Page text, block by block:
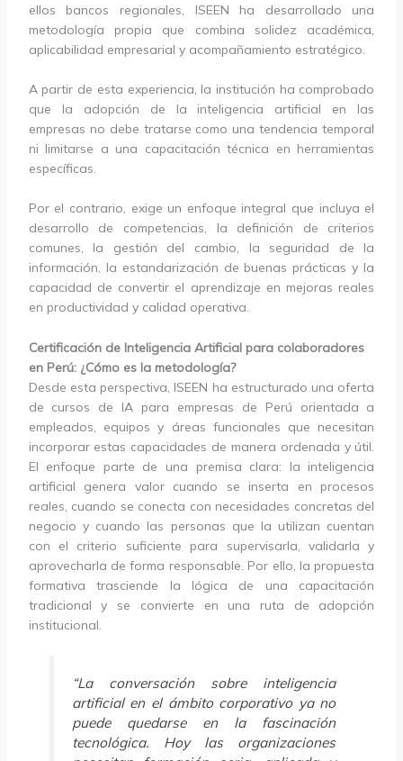
ellos bancos regionales, ISEEN ha desarrollado una
metodología propia que combina solidez académica,
aplicabilidad empresarial y acompañamiento estratégico.
A partir de esta experiencia, la institución ha comprobado
que la adopción de la inteligencia artificial en las
empresas no debe tratarse como una tendencia temporal
ni limitarse a una capacitación técnica en herramientas
específicas.
Por el contrario, exige un enfoque integral que incluya el
desarrollo de competencias, la definición de criterios
comunes, la gestión del cambio, la seguridad de la
información, la estandarización de buenas prácticas y la
capacidad de convertir el aprendizaje en mejoras reales
en productividad y calidad operativa.
Certificación de Inteligencia Artificial para colaboradores
en Perú: ¿Cómo es la metodología?
Desde esta perspectiva, ISEEN ha estructurado una oferta
de cursos de IA para empresas de Perú orientada a
empleados, equipos y áreas funcionales que necesitan
incorporar estas capacidades de manera ordenada y útil.
El enfoque parte de una premisa clara: la inteligencia
artificial genera valor cuando se inserta en procesos
reales, cuando se conecta con necesidades concretas del
negocio y cuando las personas que la utilizan cuentan
con el criterio suficiente para supervisarla, validarla y
aprovecharla de forma responsable. Por ello, la propuesta
formativa trasciende la lógica de una capacitación
tradicional y se convierte en una ruta de adopción
institucional.
“La conversación sobre inteligencia
artificial en el ámbito corporativo ya no
puede quedarse en la fascinación
tecnológica. Hoy las organizaciones